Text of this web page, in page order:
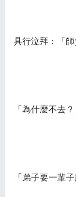
具行泣拜：「師
「為什麼不去？
「弟子要一輩